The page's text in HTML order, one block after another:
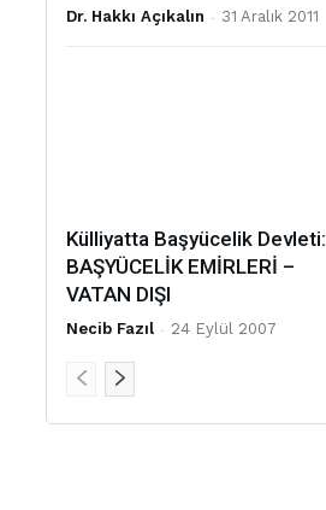
Dr. Hakkı Açıkalın - 31 Aralık 2011
Külliyatta Başyücelik Devleti:
BAŞYÜCELİK EMİRLERİ –
VATAN DIŞI
Necib Fazıl - 24 Eylül 2007